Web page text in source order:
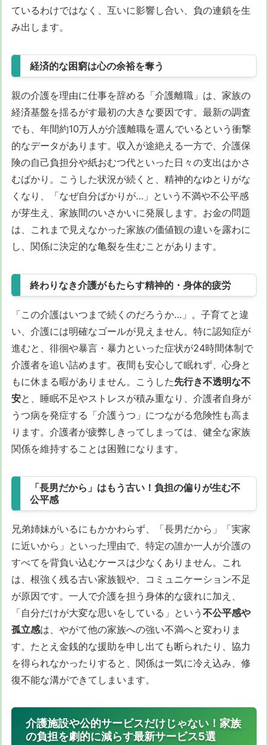
ているわけではなく、互いに影響し合い、負の連鎖を生
み出します。
経済的な困窮は心の余裕を奪う
親の介護を理由に仕事を辞める「介護離職」は、家族の
経済基盤を揺るがす最初の大きな要因です。最新の調査
でも、年間約10万人が介護離職を選んでいるという衝撃
的なデータがあります。収入が途絶える一方で、介護保
険の自己負担分や紙おむつ代といった日々の支出はかさ
むばかり。こうした状況が続くと、精神的なゆとりがな
くなり、「なぜ自分ばかりが…」という不満や不公平感
が芽生え、家族間のいさかいに発展します。お金の問題
は、これまで見えなかった家族の価値観の違いを露わに
し、関係に決定的な亀裂を生むことがあります。
終わりなき介護がもたらす精神的・身体的疲労
「この介護はいつまで続くのだろうか…」。子育てと違
い、介護には明確なゴールが見えません。特に認知症が
進むと、徘徊や暴言・暴力といった症状が24時間体制で
介護者を追い詰めます。夜間も安心して眠れず、心身と
もに休まる暇がありません。こうした先行き不透明な不
安と、睡眠不足やストレスが積み重なり、介護者自身が
うつ病を発症する「介護うつ」につながる危険性も高ま
ります。介護者が疲弊しきってしまっては、健全な家族
関係を維持することは困難になります。
「長男だから」はもう古い！負担の偏りが生む不
公平感
兄弟姉妹がいるにもかかわらず、「長男だから」「実家
に近いから」といった理由で、特定の誰か一人が介護の
すべてを背負い込むケースは少なくありません。これ
は、根強く残る古い家族観や、コミュニケーション不足
が原因です。一人で介護を担う身体的な疲れに加え、
「自分だけが大変な思いをしている」という 不公平感や
孤立感は、やがて他の家族への強い不満へと変わりま
す。たとえ金銭的な援助を申し出ても断られたり、協力
を得られなかったりすると、関係は一気に冷え込み、修
復不能な溝ができてしまいます。
介護施設や公的サービスだけじゃない！家族
の負担を劇的に減らす最新サービス5選